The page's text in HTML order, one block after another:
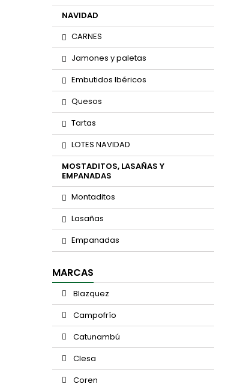
NAVIDAD
CARNES
Jamones y paletas
Embutidos Ibéricos
Quesos
Tartas
LOTES NAVIDAD
MOSTADITOS, LASAÑAS Y
EMPANADAS
Montaditos
Lasañas
Empanadas
MARCAS
Blazquez
Campofrío
Catunambú
Clesa
Coren